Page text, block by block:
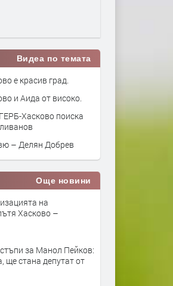
Видеа по темата
е красив град.
и Аида от високо.
Хасково поиска
– Делян Добрев
Още новини
на
Хасково –
за Манол Пейков:
ще стана депутат от